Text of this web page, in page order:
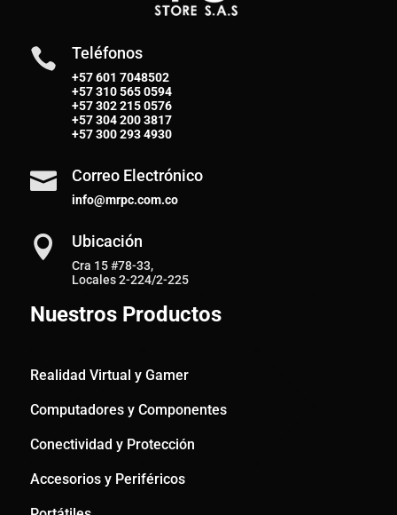
 Teléfonos
+57 601 7048502
+57310 565 0594
+57302 215 0576
+57304 200 3817
+57300 293 4930
 Correo Electrónico
info@mrpc.com.co
 Ubicación
Cra 15 #78-33,
Locales 2-224/2-225
Nuestros Productos
Realidad Virtual y Gamer
Computadores y Componentes
Conectividad y Protección
Accesorios y Periféricos